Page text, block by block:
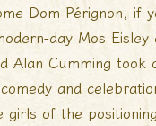
Dom Pérignon, if
day Mos
Alan Cumming
and
of the